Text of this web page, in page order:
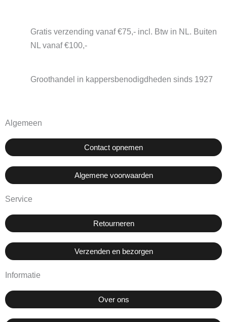
Gratis verzending vanaf €75,- incl. Btw in NL. Buiten
NL vanaf €100,-
Groothandel in kappersbenodigdheden sinds 1927
Algemeen
Contact opnemen
Algemene voorwaarden
Service
Retourneren
Verzenden en bezorgen
Informatie
Over ons